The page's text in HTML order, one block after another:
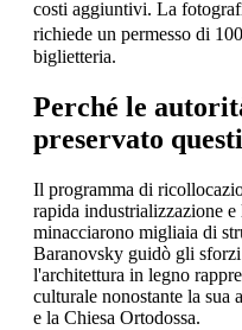
costi aggiuntivi. La
richiede un permesso di
biglietteria.
Perché le
preservato
Il programma di
rapida industrializzazione
minacciarono migliaia di
Baranovsky guidò gli
l'architettura in legno
culturale nonostante la sua
e la Chiesa Ortodossa.